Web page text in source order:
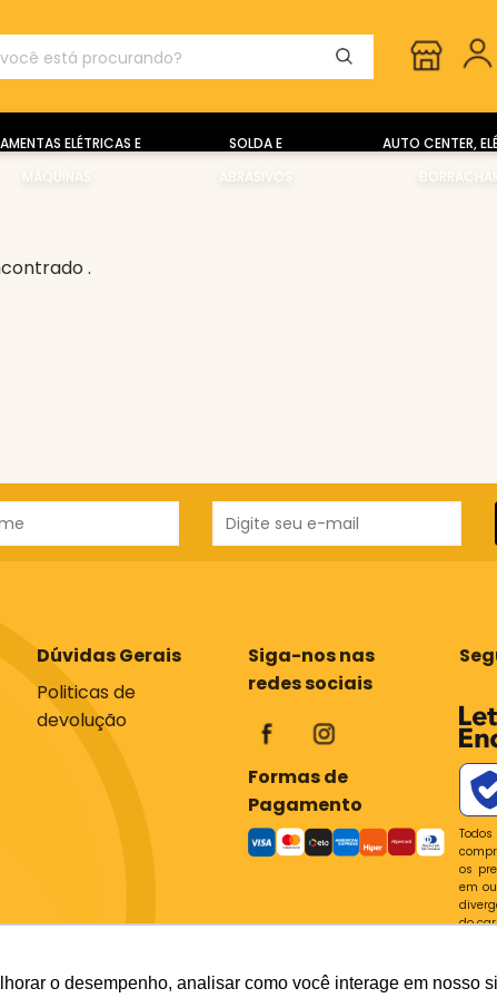
o desempenho, analisar como você interage em nosso
ELÉTRICAS E
MÁQUINAS
SOLDA E
ABRASIVOS
AUTO CENTER,
.
Dúvidas Gerais
Politicas de
devolução
Siga-nos nas
redes sociais
Formas de
Pagamento
os
em
do